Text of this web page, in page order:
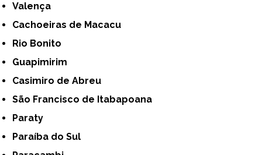
Valença
Cachoeiras de Macacu
Rio Bonito
Guapimirim
Casimiro de Abreu
São Francisco de Itabapoana
Paraty
Paraíba do Sul